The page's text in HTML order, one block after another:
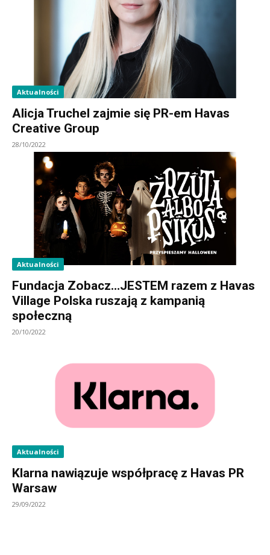
Aktualności
Alicja Truchel zajmie się PR-em Havas
Creative Group
28/10/2022
Aktualności
Fundacja Zobacz…JESTEM razem z Havas
Village Polska ruszają z kampanią
społeczną
20/10/2022
Aktualności
Klarna nawiązuje współpracę z Havas PR
Warsaw
29/09/2022